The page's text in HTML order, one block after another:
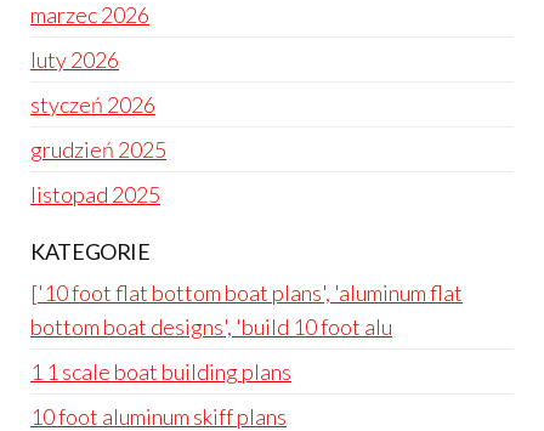
marzec 2026
luty 2026
styczeń 2026
grudzień 2025
listopad 2025
KATEGORIE
['10 foot flat bottom boat plans', 'aluminum flat
bottom boat designs', 'build 10 foot alu
1 1 scale boat building plans
10 foot aluminum skiff plans